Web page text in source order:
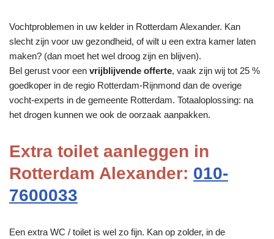
Vochtproblemen in uw kelder in Rotterdam Alexander. Kan
slecht zijn voor uw gezondheid, of wilt u een extra kamer laten
maken? (dan moet het wel droog zijn en blijven).
Bel gerust voor een vrijblijvende offerte, vaak zijn wij tot 25 %
goedkoper in de regio Rotterdam-Rijnmond dan de overige
vocht-experts in de gemeente Rotterdam. Totaaloplossing: na
het drogen kunnen we ook de oorzaak aanpakken.
Extra toilet aanleggen in
Rotterdam Alexander: 010-
7600033
Een extra WC / toilet is wel zo fijn. Kan op zolder, in de